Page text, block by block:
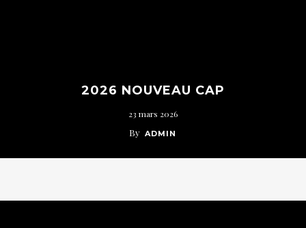
2026 NOUVEAU CAP
23 mars 2026
By ADMIN